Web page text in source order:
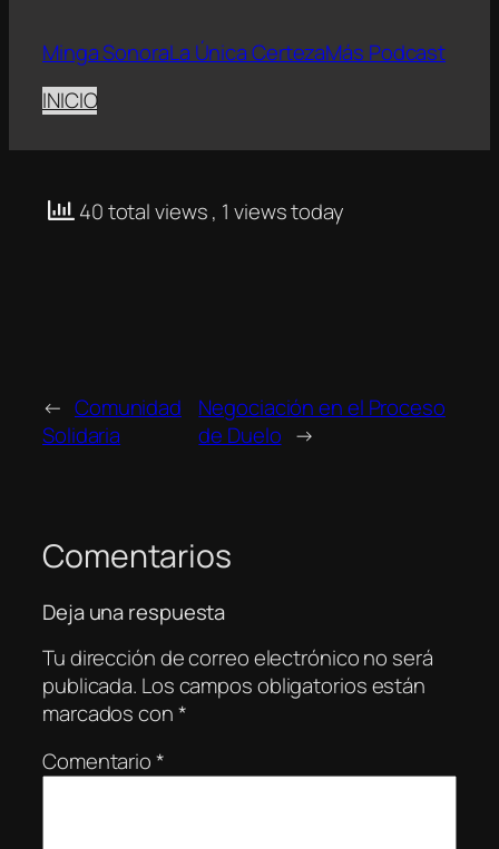
Minga SonoraLa Única CertezaMás Podcast
INICIO
40 total views, 1 views today
← Comunidad
Solidaria
Negociación en el Proceso
de Duelo →
Comentarios
Deja una respuesta
Tu dirección de correo electrónico no será
publicada. Los campos obligatorios están
marcados con*
Comentario*